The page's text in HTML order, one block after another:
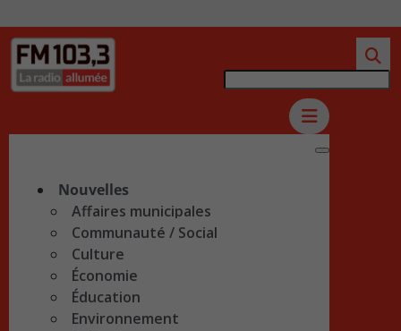
Nouvelles
Affaires municipales
Communauté / Social
Culture
Économie
Éducation
Environnement